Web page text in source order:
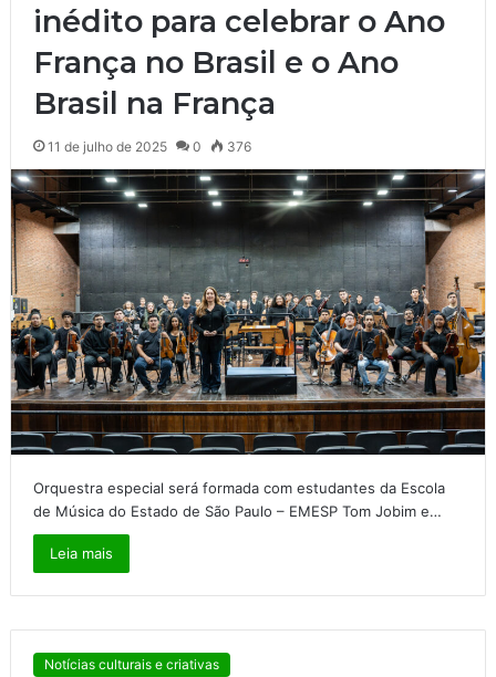
inédito para celebrar o Ano
França no Brasil e o Ano
Brasil na França
11 de julho de 2025 0 376
Orquestra especial será formada com estudantes da Escola
de Música do Estado de São Paulo – EMESP Tom Jobim e…
Leia mais
Notícias culturais e criativas